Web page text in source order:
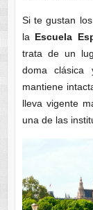
Si te gustan
la Escuela
trata de un
doma
mantiene
lleva vigente
una de las